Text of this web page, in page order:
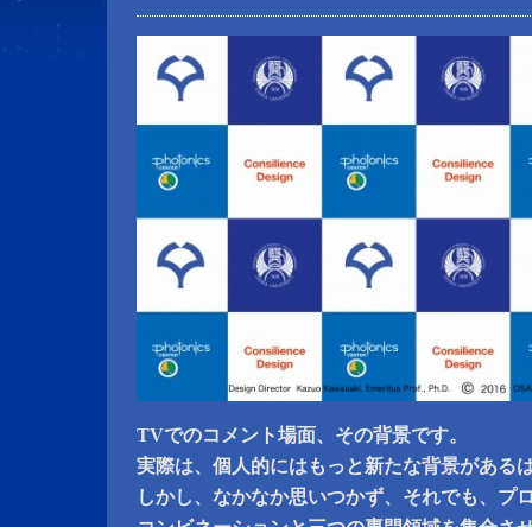
TVでのコメント場面、その背景です。
実際は、個人的にはもっと新たな背景がある
しかし、なかなか思いつかず、それでも、プ